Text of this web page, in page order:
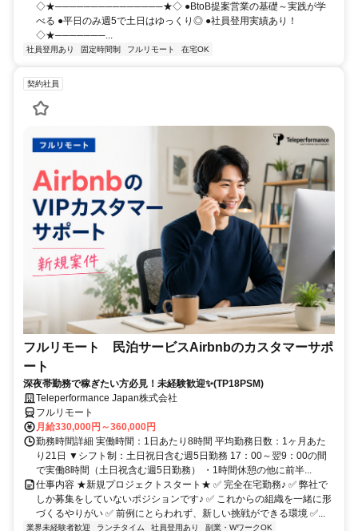
◇★───────────────★◇ ●BtoB提案営業の基礎～実践が学
べる ●平日のみ週5で土日はゆっくり◎ ●社員登用実績あり！
◇★───────...
社員登用あり 固定時間制 フルリモート 在宅OK
契約社員
フルリモート 民泊サービスAirbnbのカスタマーサポ
ート
深夜帯勤務で稼ぎたい方必見！未経験歓迎✨(TP18PSM)
Teleperformance Japan株式会社
フルリモート
月給330,000円～360,000円
勤務時間詳細 実働時間：1日あたり8時間 平均勤務日数：1ヶ月あた
り21日 ▼シフト制：土日祝日含む週5日勤務 17：00～翌9：00の間
で実働8時間（土日祝含む週5日勤務） ・1時間休憩の他に前半...
仕事内容 ★新規プロジェクトスタート★ ✅ 完全在宅勤務♪ ✅ 弊社で
しか募集をしていないポジションです♪ ✅ これからの組織を一緒に形
づくるやりがい ✅ 前例にとらわれず、新しい挑戦ができる環境 ✅...
業界未経験者歓迎 ランチタイム 社員登用あり
副業・WワークOK